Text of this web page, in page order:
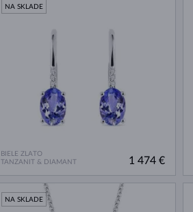
BIELE ZLATO
TANZANIT & DIAMANT
NA SKLADE
1 474 €
NA SKLADE